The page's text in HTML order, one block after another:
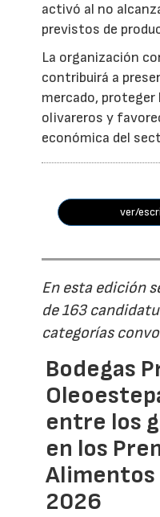
activó al no
previstos de
La organización
contribuirá a
mercado, proteger
olivareros y
económica del
ver/
En esta edición
de 163
categorías
Bodegas
entre los
en los
Alimentos
2026